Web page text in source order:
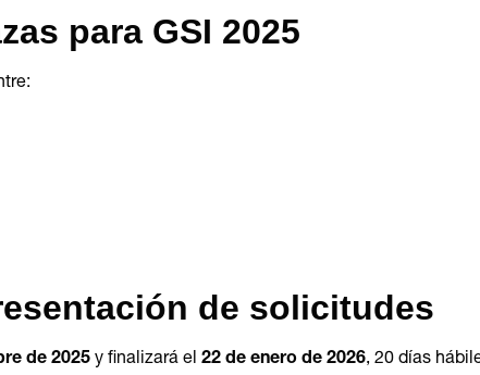
para GSI 2025
de solicitudes
de 2025 y finalizará el 22 de enero de 2026, 20 días